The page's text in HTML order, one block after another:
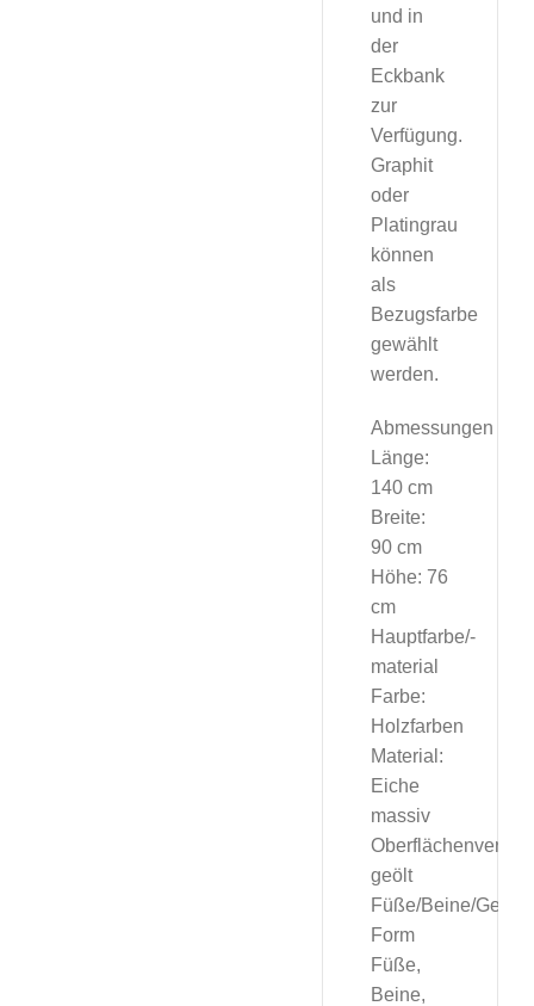
und in
der
Eckbank
zur
Verfügung.
Graphit
oder
Platingrau
können
als
Bezugsfarbe
gewählt
werden.
Abmessungen
Länge:
140 cm
Breite:
90 cm
Höhe: 76
cm
Hauptfarbe/-
material
Farbe:
Holzfarben
Material:
Eiche
massiv
geölt
Füße/Beine/Gestell
Form
Füße,
Beine,